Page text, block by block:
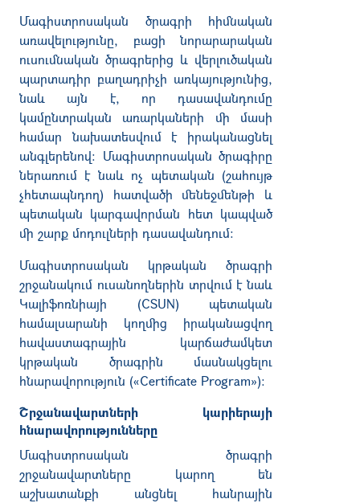
Մագիստրոսական ծրագրի հիմնական
առավելությունը, բացի նորարարական
ուսումնական ծրագրերից և վերլուծական
պարտադիր բաղադրիչի առկայությունից,
նաև այն է, որ դասավանդումը
կամընտրական առարկաների մի մասի
համար նախատեսվում է իրականացնել
անգլերենով: Մագիստրոսական ծրագիրը
ներառում է նաև ոչ պետական (շահույթ
չհետապնդող) հատվածի մենեջմենթի և
պետական կարգավորման հետ կապված
մի շարք մոդուլների դասավանդում:
Մագիստրոսական կրթական ծրագրի
շրջանակում ուսանողներին տրվում է նաև
Կալիֆոռնիայի (CSUN) պետական
համալսարանի կողմից իրականացվող
հավաստագրային կարճաժամկետ
կրթական ծրագրին մասնակցելու
հնարավորություն («Certificate Program»)։
Շրջանավարտների կարիերայի
հնարավորությունները
Մագիստրոսական ծրագրի
շրջանավարտները կարող են
աշխատանքի անցնել հանրային